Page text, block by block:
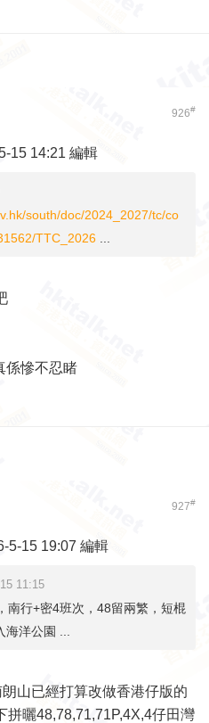
926#
15 14:21 編輯
south/doc/2024_2027/tc/co
TTC_2026
係慘不忍睹
927#
5-15 19:07 編輯
11:15
南行+密4班次，48留兩繁，短棍
洋公園 ...
山已經打算改做香港仔版的
拼曬48,78,71,71P,4X,4仔田灣